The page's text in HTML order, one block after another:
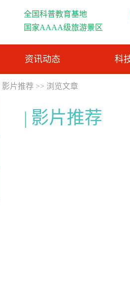
全国科普教育基地
国家AAAA级旅游景区
资讯动态 科
影片推荐 >> 浏览文章
影片推荐